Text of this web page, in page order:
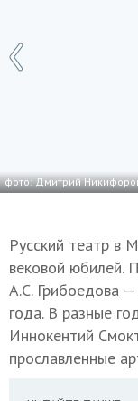
фото: Дмитрий
Русский театр в
вековой юбилей.
А.С. Грибоедова
года. В разные
Иннокентий
прославленные